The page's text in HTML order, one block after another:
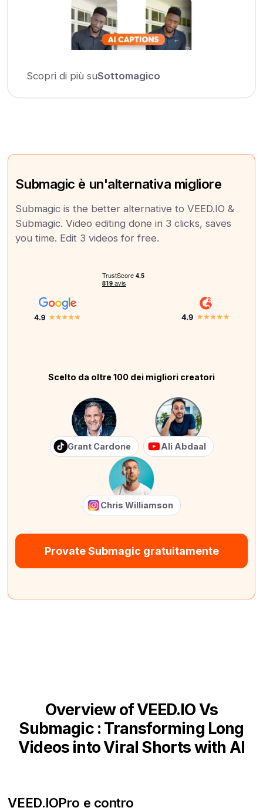
Scopri di più suSottomagico
Submagic è un'alternativa migliore
Submagic is the better alternative to VEED.IO &
Submagic. Video editing done in 3 clicks, saves
you time. Edit 3 videos for free.
Scelto da oltre 100 dei migliori creatori
Grant Cardone Ali Abdaal
Chris Williamson
Provate Submagic gratuitamente
Overview of VEED.IO Vs
Submagic : Transforming Long
Videos into Viral Shorts with AI
VEED.IOPro e contro